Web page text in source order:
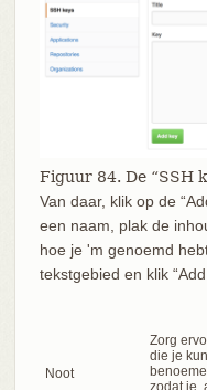
Figuur 84. De “SSH
Van daar, klik op de
een naam, plak de
hoe je 'm genoemd
tekstgebied en klik “Add
Noot
Zorg
die je